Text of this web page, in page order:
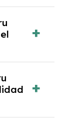
con
En este
la
el coste